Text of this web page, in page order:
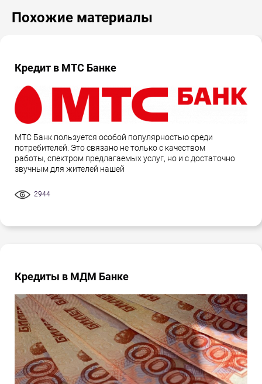
Похожие материалы
Кредит в МТС Банке
МТС Банк пользуется особой популярностью среди
потребителей. Это связано не только с качеством
работы, спектром предлагаемых услуг, но и с достаточно
звучным для жителей нашей
2944
Кредиты в МДМ Банке